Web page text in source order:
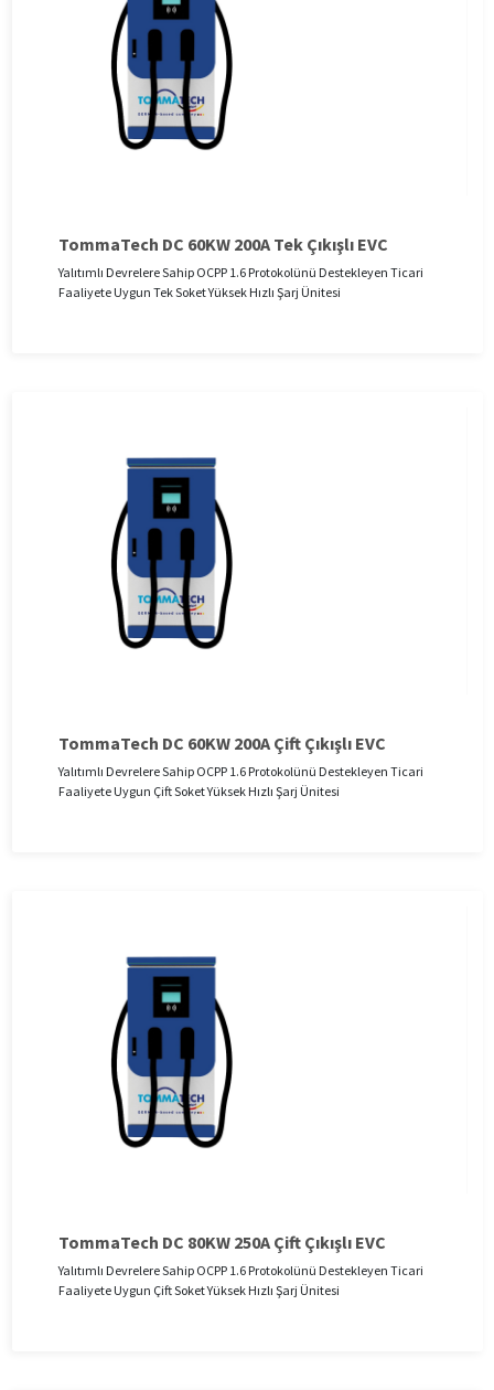
TommaTech DC 60KW 200A Tek Çıkışlı EVC
Yalıtımlı Devrelere Sahip OCPP 1.6 Protokolünü Destekleyen Ticari
Faaliyete Uygun Tek Soket Yüksek Hızlı Şarj Ünitesi
TommaTech DC 60KW 200A Çift Çıkışlı EVC
Yalıtımlı Devrelere Sahip OCPP 1.6 Protokolünü Destekleyen Ticari
Faaliyete Uygun Çift Soket Yüksek Hızlı Şarj Ünitesi
TommaTech DC 80KW 250A Çift Çıkışlı EVC
Yalıtımlı Devrelere Sahip OCPP 1.6 Protokolünü Destekleyen Ticari
Faaliyete Uygun Çift Soket Yüksek Hızlı Şarj Ünitesi